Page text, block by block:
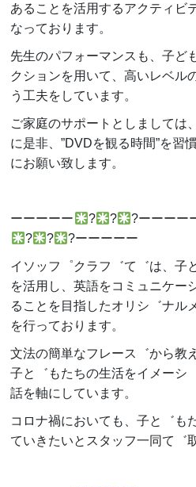
あることを活用するアクティビ
なっております。
先生のパフォーマンスも、子ど
クションを用いて、高いレベル
う工夫をしています。
ご家庭のサポートとしましては
に是非、”DVDを観る時間”を習
にお願い致します。
ーーーーー ? ? ?ーーーー
?
? ?ーーーーー
イソッフ゜クラフ゛て゛は、子
を活用し、英語をコミュニケー
ることを目指したオリシ゛ナル
を行っております。
文法の簡単なフレース゛から教
子と゛もたちの生活をイメーシ
話を軸にしています。
コロナ禍においても、子と゛も
ていきたいとスタッフ一同て゛